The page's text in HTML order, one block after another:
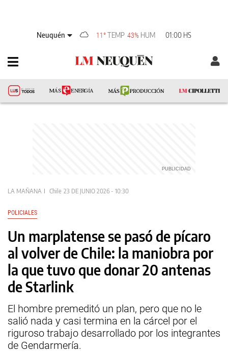
Neuquén 11° TEMP 43% HUM 01:00 HS
LA MAÑANA Chile 23 DE JUNIO 2026 - 10:30
POLICIALES
Un marplatense se pasó de pícaro
al volver de Chile: la maniobra por
la que tuvo que donar 20 antenas
de Starlink
El hombre premeditó un plan, pero que no le
salió nada y casi termina en la cárcel por el
riguroso trabajo desarrollado por los integrantes
de Gendarmería.